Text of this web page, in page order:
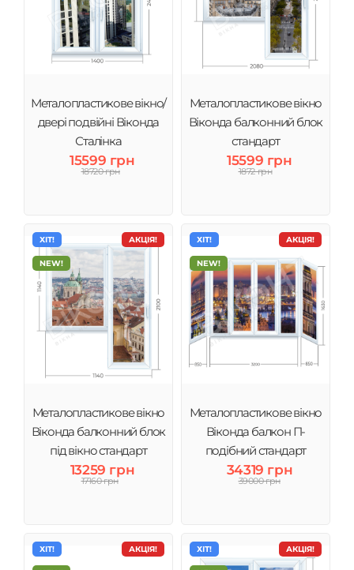
Металопластикове вікно/
двері подвійні Віконда
Сталінка
15599 грн
18720 грн
Металопластикове вікно
Віконда балконний блок
стандарт
15599 грн
1872 грн
АКЦІЯ!
ХІТ!
NEW!
Металопластикове вікно
Віконда балконний блок
під вікно стандарт
13259 грн
17160 грн
АКЦІЯ!
ХІТ!
NEW!
Металопластикове вікно
Віконда балкон П-
подібний стандарт
великий
34319 грн
39000 грн
АКЦІЯ!
ХІТ! АКЦІЯ!
ХІТ!